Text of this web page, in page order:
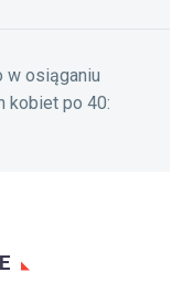
w osiąganiu
kobiet po 40: